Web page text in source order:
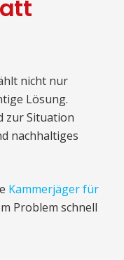
nicht nur
Lösung.
zur Situation
nachhaltiges
Kammerjäger für
Problem schnell